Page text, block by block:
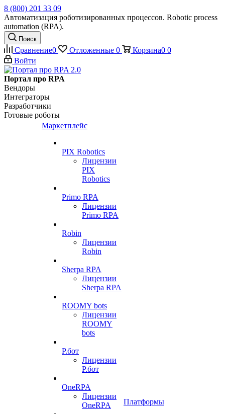
8 (800) 201 33 09
Автоматизация роботизированных процессов. Robotic process
automation (RPA).
Поиск
Сравнение0 Отложенные 0 Корзина0 0
Войти
Портал про RPA
Вендоры
Интеграторы
Разработчики
Готовые роботы
Маркетплейс
PIX Robotics
Лицензии
PIX
Robotics
Primo RPA
Лицензии
Primo RPA
Robin
Лицензии
Robin
Sherpa RPA
Лицензии
Sherpa RPA
ROOMY bots
Лицензии
ROOMY
bots
Р.бот
Лицензии
Р.бот
OneRPA
Лицензии
OneRPA
Платформы